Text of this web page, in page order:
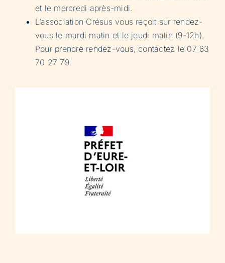
et le mercredi après-midi.
L’association Crésus vous reçoit sur rendez-
vous le mardi matin et le jeudi matin (9-12h).
Pour prendre rendez-vous, contactez le 07 63
70 27 79.